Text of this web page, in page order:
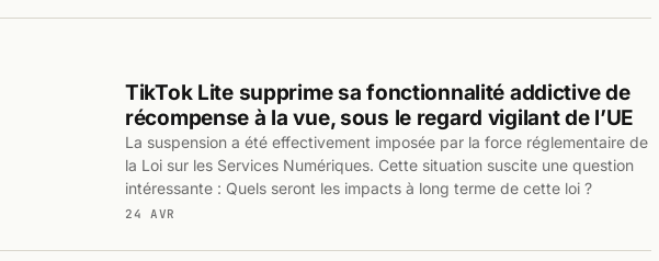
TikTok Lite supprime sa fonctionnalité addictive de
récompense à la vue, sous le regard vigilant de l’UE
La suspension a été effectivement imposée par la force réglementaire de
la Loi sur les Services Numériques. Cette situation suscite une question
intéressante : Quels seront les impacts à long terme de cette loi ?
24 AVR